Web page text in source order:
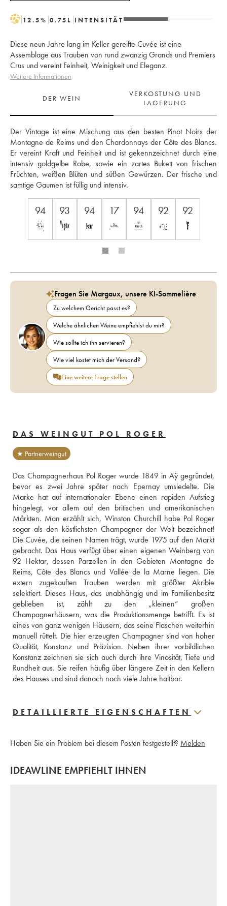
H 12.5% 0.75 L INTENSITÄT
Diese neun Jahre lang im Keller gereifte Cuvée ist eine
Assemblage aus Trauben von rund zwanzig Grands und Premiers
Crus und vereint Feinheit, Weinigkeit und Eleganz.
Weitere Informationen
DER WEIN
VERKOSTUNG UND
LAGERUNG
Der Vintage ist eine Mischung aus den besten Pinot Noirs der
Montagne de Reims und den Chardonnays der Côte des Blancs.
Er vereint Kraft und Feinheit und ist gekennzeichnet durch eine
intensiv goldgelbe Robe, sowie ein zartes Bukett von frischen
Früchten, weißen Blüten und süßen Gewürzen. Der frische und
samtige Gaumen ist füllig und intensiv.
94 93 94 17 94 92 92
Fragen Sie Margaux, unsere KI-Sommelière
Zu welchem Gericht passt es?
Welche ähnlichen Weine empfiehlst du mir?
Wie sollte ich ihn servieren?
Wie viel kostet mich der Versand?
Eine weitere Frage stellen
DAS WEINGUT POL ROGER
★ Partnerweingut
Das Champagnerhaus Pol Roger wurde 1849 in Aÿ gegründet,
bevor es zwei Jahre später nach Epernay umsiedelte. Die
Marke hat auf internationaler Ebene einen rapiden Aufstieg
hingelegt, vor allem auf den britischen und amerikanischen
Märkten. Man erzählt sich, Winston Churchill habe Pol Roger
sogar als den köstlichsten Champagner der Welt bezeichnet!
Die Cuvée, die seinen Namen trägt, wurde 1975 auf den Markt
gebracht. Das Haus verfügt über einen eigenen Weinberg von
92 Hektar, dessen Parzellen in den Gebieten Montagne de
Reims, Côte des Blancs und Vallée de la Marne liegen. Die
extern zugekauften Trauben werden mit größter Akribie
selektiert. Dieses Haus, das unabhängig und im Familienbesitz
geblieben ist, zählt zu den „kleinen“ großen
Champagnerhäusern, was die Produktionsmenge betrifft. Es ist
eines von ganz wenigen Häusern, das seine Flaschen weiterhin
manuell rüttelt. Die hier erzeugten Champagner sind von hoher
Qualität, Konstanz und Präzision. Neben ihrer vorbildlichen
Konstanz zeichnen sie sich auch durch ihre Vinosität, Tiefe und
Rundheit aus. Sie reifen häufig über längere Zeit in den Kellern
des Hauses und sind danach noch viele Jahre haltbar.
DETAILLIERTE EIGENSCHAFTEN
Haben Sie ein Problem bei diesem Posten festgestellt? Melden
IDEAWLINE EMPFIEHLT IHNEN